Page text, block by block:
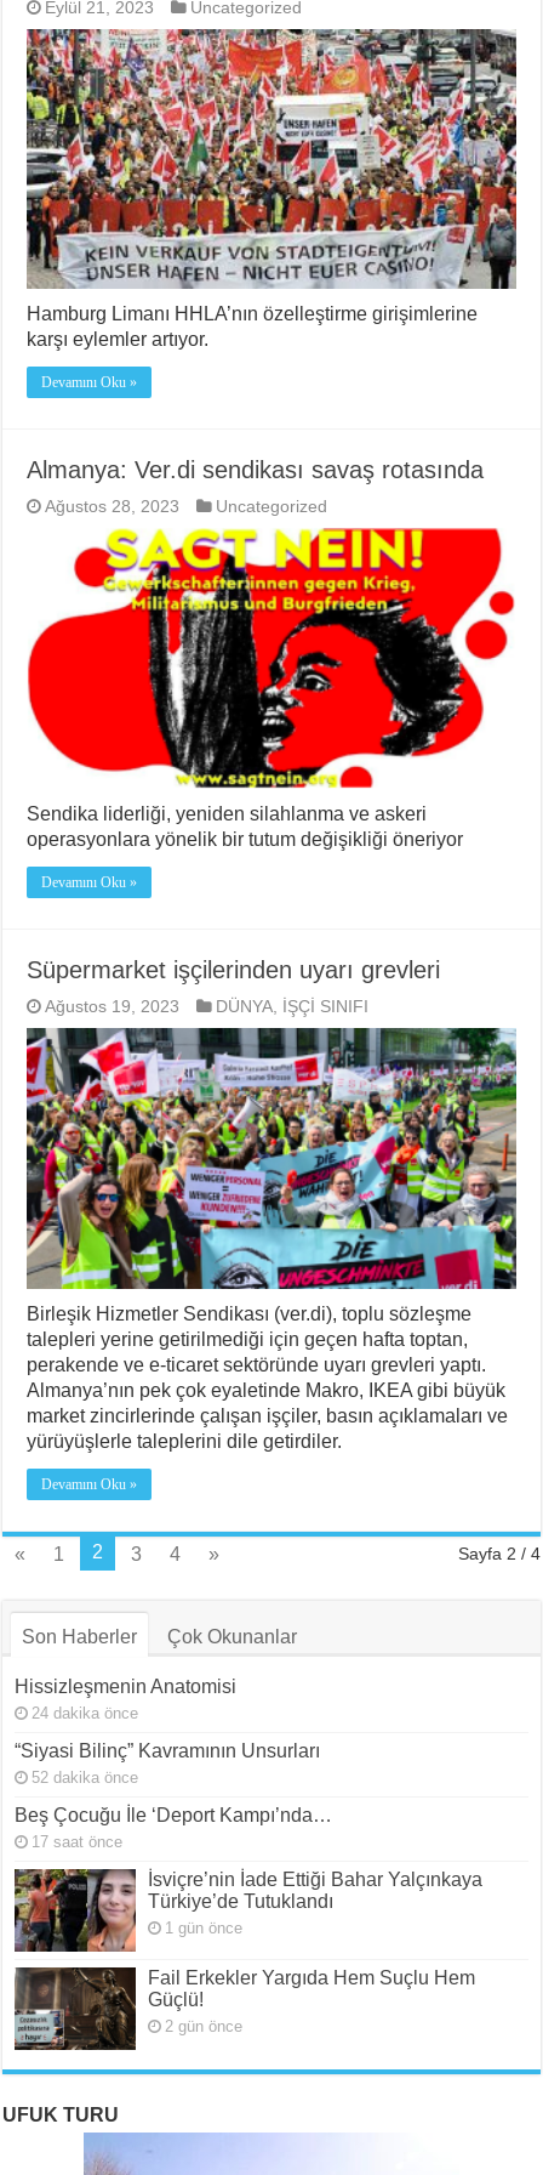
Eylül 21, 2023 Uncategorized
Hamburg Limanı HHLA’nın özelleştirme girişimlerine
karşı eylemler artıyor.
Devamını Oku »
Almanya: Ver.di sendikası savaş rotasında
Ağustos 28, 2023 Uncategorized
Sendika liderliği, yeniden silahlanma ve askeri
operasyonlara yönelik bir tutum değişikliği öneriyor
Devamını Oku »
Süpermarket işçilerinden uyarı grevleri
Ağustos 19, 2023 DÜNYA, İŞÇİ SINIFI
Birleşik Hizmetler Sendikası (ver.di), toplu sözleşme
talepleri yerine getirilmediği için geçen hafta toptan,
perakende ve e-ticaret sektöründe uyarı grevleri yaptı.
Almanya’nın pek çok eyaletinde Makro, IKEA gibi büyük
market zincirlerinde çalışan işçiler, basın açıklamaları ve
yürüyüşlerle taleplerini dile getirdiler.
Devamını Oku »
Sayfa 2 / 4
« 1 2 3 4 »
Son Haberler Çok Okunanlar
Hissizleşmenin Anatomisi
24 dakika önce
“Siyasi Bilinç” Kavramının Unsurları
52 dakika önce
Beş Çocuğu İle ‘Deport Kampı’nda…
17 saat önce
İsviçre’nin İade Ettiği Bahar Yalçınkaya
Türkiye’de Tutuklandı
1 gün önce
Fail Erkekler Yargıda Hem Suçlu Hem
Güçlü!
2 gün önce
UFUK TURU